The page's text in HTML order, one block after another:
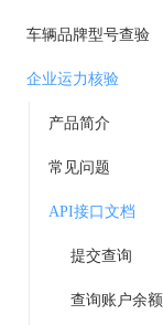
车辆品牌型号查验
企业运力核验
产品简介
常见问题
API接口文档
提交查询
查询账户余额